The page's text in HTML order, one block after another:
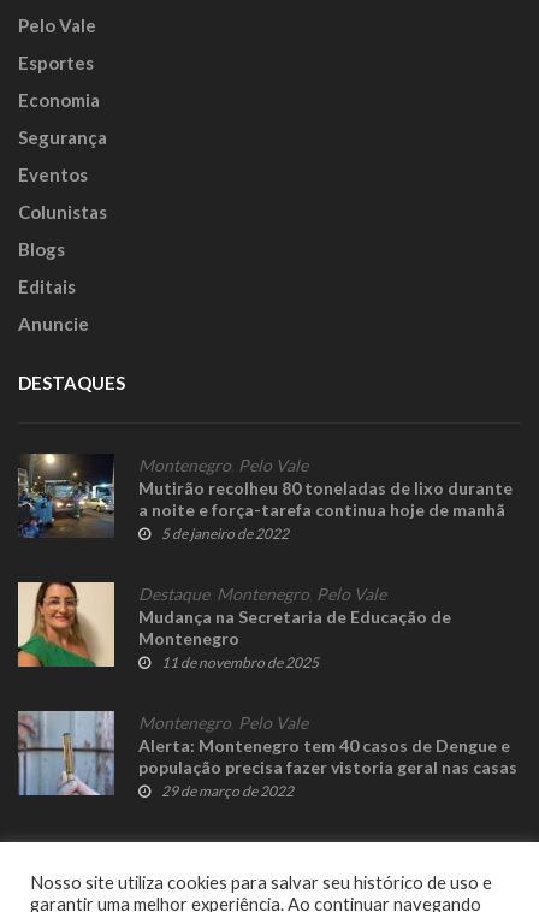
Pelo Vale
Esportes
Economia
Segurança
Eventos
Colunistas
Blogs
Editais
Anuncie
DESTAQUES
Montenegro Pelo Vale
Mutirão recolheu 80 toneladas de lixo durante
a noite e força-tarefa continua hoje de manhã
5 de janeiro de 2022
Destaque, Montenegro Pelo Vale
Mudança na Secretaria de Educação de
Montenegro
11 de novembro de 2025
Montenegro Pelo Vale
Alerta: Montenegro tem 40 casos de Dengue e
população precisa fazer vistoria geral nas casas
29 de março de 2022
Nosso site utiliza cookies para salvar seu histórico de uso e
garantir uma melhor experiência. Ao continuar navegando